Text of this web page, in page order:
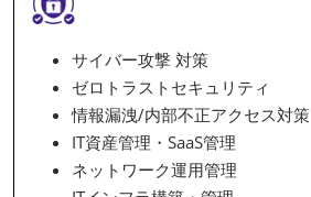
サイバー攻撃 対策
ゼロトラストセキュリティ
情報漏洩/内部不正アクセス対策
IT資産管理・SaaS管理
ネットワーク運用管理